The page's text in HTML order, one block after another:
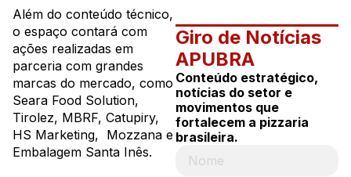
Além do conteúdo técnico,
o espaço contará com
ações realizadas em
parceria com grandes
marcas do mercado, como
Seara Food Solution,
Tirolez, MBRF, Catupiry,
HS Marketing, Mozzana e
Embalagem Santa Inês.
Giro de Notícias
APUBRA
Conteúdo estratégico,
notícias do setor e
movimentos que
fortalecem a pizzaria
brasileira.